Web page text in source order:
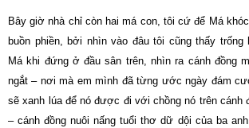
Bây giờ nhà chỉ còn hai má con, tôi cứ để Má
buồn phiền, bởi nhìn vào đâu tôi cũng thấy
Má khi đứng ở đầu sân trên, nhìn ra cánh đồng
ngắt – nơi mà em mình đã từng ước ngày đám
sẽ xanh lúa để nó được đi với chồng nó trên cánh
– cánh đồng nuôi nấng tuổi thơ dữ dội của ba